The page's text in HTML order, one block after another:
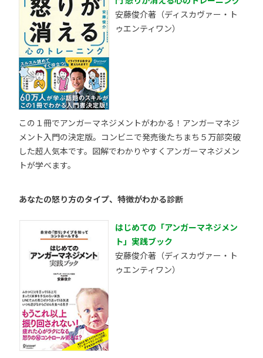
安藤俊介著（ディスカヴァー・ト
ゥエンティワン）
この１冊でアンガーマネジメントがわかる！アンガーマネジ
メント入門の決定版。コンビニで発売後たちまち５万部突破
した超人気本です。図解でわかりやすくアンガーマネジメン
トが学べます。
あなたの怒り方のタイプ、特徴がわかる診断
はじめての「アンガーマネジメン
ト」実践ブック
安藤俊介著（ディスカヴァー・ト
ゥエンティワン）